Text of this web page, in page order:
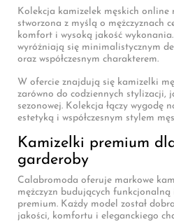
Kolekcja kamizelek męskich online
stworzona z myślą o mężczyznach
komfort i wysoką jakość
wyróżniają się minimalistycznym
oraz współczesnym charakterem.
W ofercie znajdują się kamizelki
zarówno do codziennych stylizacji,
sezonowej. Kolekcja łączy wygodę
estetyką i współczesnym stylem
Kamizelki premium
garderoby
Calabromoda oferuje markowe
mężczyzn budujących
premium. Każdy model został
jakości, komfortu i eleganckiego